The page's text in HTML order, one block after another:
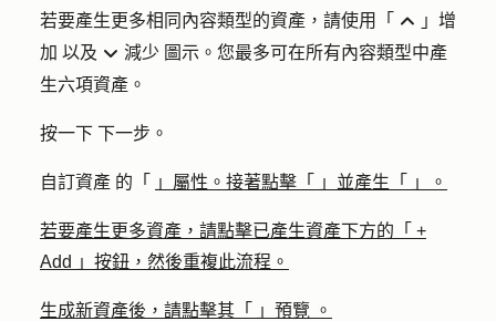
若要產生更多相同內容類型的資產，請使用「 up 」 增
加 以及 down 減少 圖示。您最多可在所有內容類型中產
生六項資產。
按一下 下一步 。
自訂資產 的「 」屬性。接著點擊「 」並產生「 」。
若要產生更多資產，請點擊已產生資產下方的「 +
Add 」按鈕，然後重複此流程。
生成新資產後，請點擊其「 」預覽 。